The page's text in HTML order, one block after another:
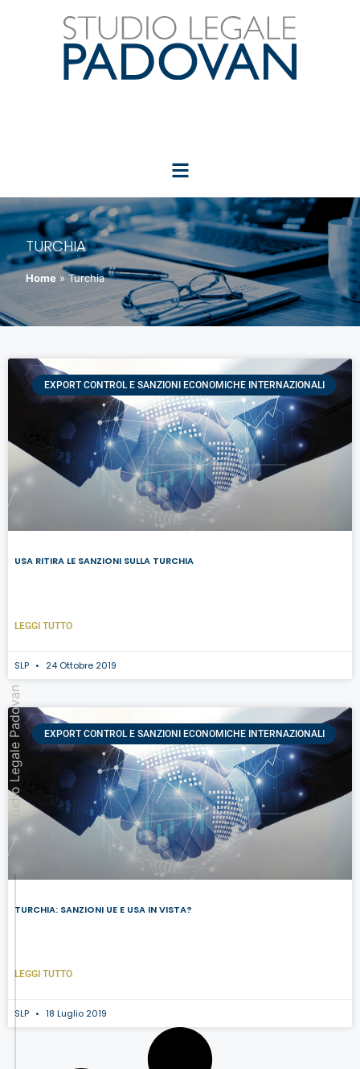
TURCHIA
Home » Turchia
Studio Legale Padovan
EXPORT CONTROL E SANZIONI ECONOMICHE INTERNAZIONALI
USA RITIRA LE SANZIONI SULLA TURCHIA
LEGGI TUTTO
SLP 24 Ottobre 2019
EXPORT CONTROL E SANZIONI ECONOMICHE INTERNAZIONALI
TURCHIA: SANZIONI UE E USA IN VISTA?
LEGGI TUTTO
SLP 18 Luglio 2019